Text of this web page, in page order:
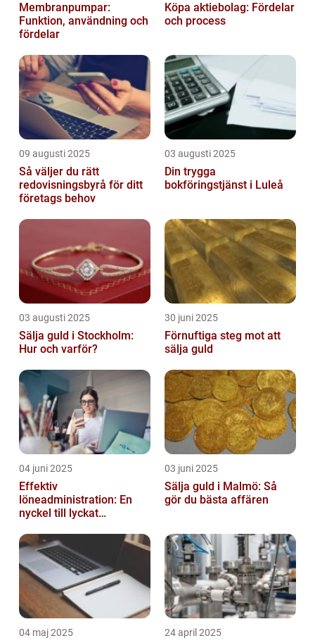
Membranpumpar:
Funktion, användning och
fördelar
Köpa aktiebolag: Fördelar
och process
09 augusti 2025
Så väljer du rätt
redovisningsbyrå för ditt
företags behov
03 augusti 2025
Din trygga
bokföringstjänst i Luleå
03 augusti 2025
Sälja guld i Stockholm:
Hur och varför?
30 juni 2025
Förnuftiga steg mot att
sälja guld
04 juni 2025
Effektiv
löneadministration: En
nyckel till lyckat
03 juni 2025
Sälja guld i Malmö: Så
gör du bästa affären
04 maj 2025 24 april 2025